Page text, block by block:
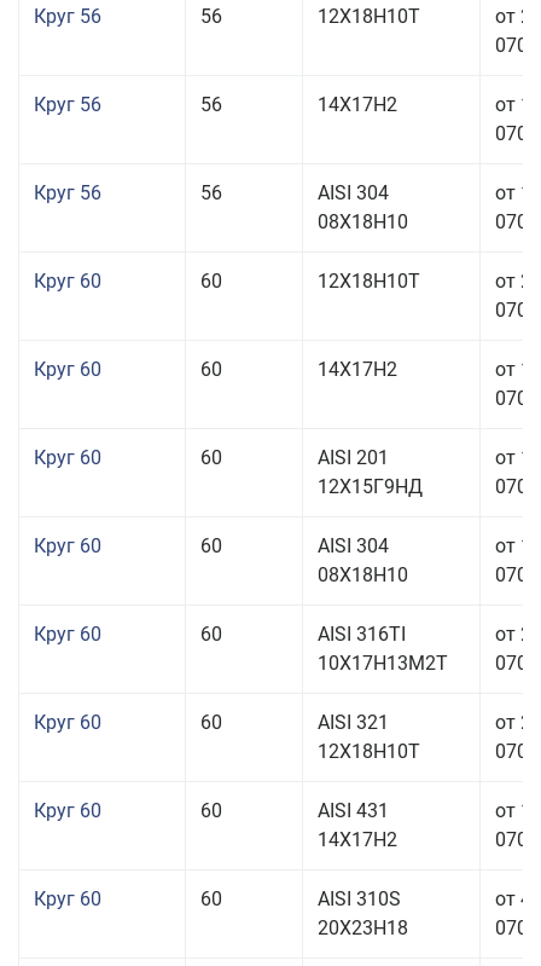
Круг 56 56 12Х18Н10Т
от
Круг 56 56 14Х17Н2
от
Круг 56 56
AISI 304
08Х18Н10
от
Круг 60 60 12Х18Н10Т
от
Круг 60 60 14Х17Н2
от
Круг 60 60
AISI 201
12Х15Г9НД
от
Круг 60 60
AISI 304
08Х18Н10
от
Круг 60 60
AISI 316TI
10Х17Н13М2Т
от
Круг 60 60
AISI 321
12Х18Н10Т
от
Круг 60 60
AISI 431
14Х17Н2
от
Круг 60 60
AISI 310S
20Х23Н18
от